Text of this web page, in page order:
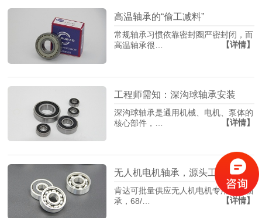
高温轴承的“偷工减料”
常规轴承习惯依靠密封圈严密封闭，而
高温轴承很…
【详情】
工程师需知：深沟球轴承安装
深沟球轴承是通用机械、电机、泵体的
核心部件，…
【详情】
无人机电机轴承，源头工厂找肯达！
肯达可批量供应无人机电机专用精密轴
承，68/…
【详情】